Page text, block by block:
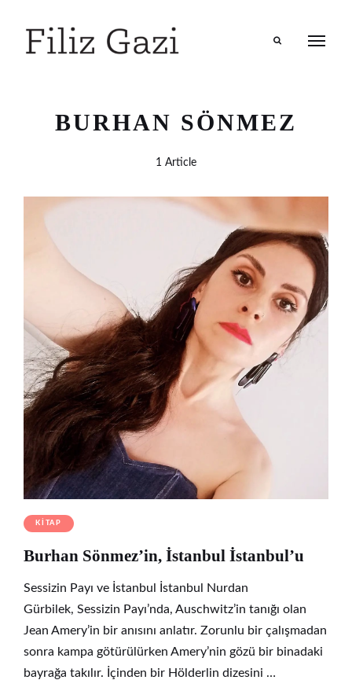
BURHAN SÖNMEZ
1 Article
KITAP
Burhan Sönmez’in, İstanbul İstanbul’u
Sessizin Payı ve İstanbul İstanbul Nurdan
Gürbilek, Sessizin Payı’nda, Auschwitz’in tanığı olan
Jean Amery’in bir anısını anlatır. Zorunlu bir çalışmadan
sonra kampa götürülürken Amery’nin gözü bir binadaki
bayrağa takılır. İçinden bir Hölderlin dizesini …